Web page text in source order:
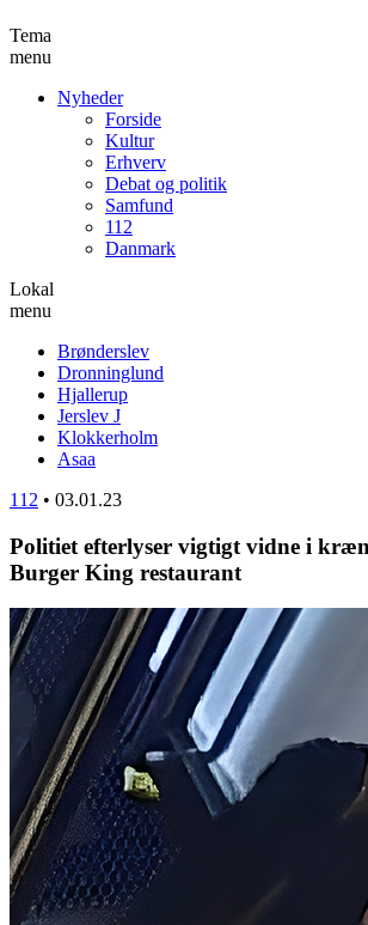
Tema
menu
Nyheder
Forside
Kultur
Erhverv
Debat og politik
Samfund
112
Danmark
Lokal
menu
Brønderslev
Dronninglund
Hjallerup
Jerslev J
Klokkerholm
Asaa
112 • 03.01.23
Politiet efterlyser vigtigt vidne i
Burger King restaurant